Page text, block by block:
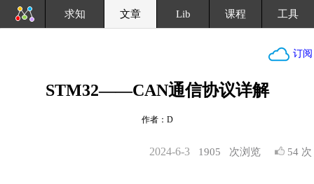
求知 文章 Lib 课程 工具
订阅
STM32——CAN通信协议详解
作者：D
1905 次浏览 54 次
2024-6-3